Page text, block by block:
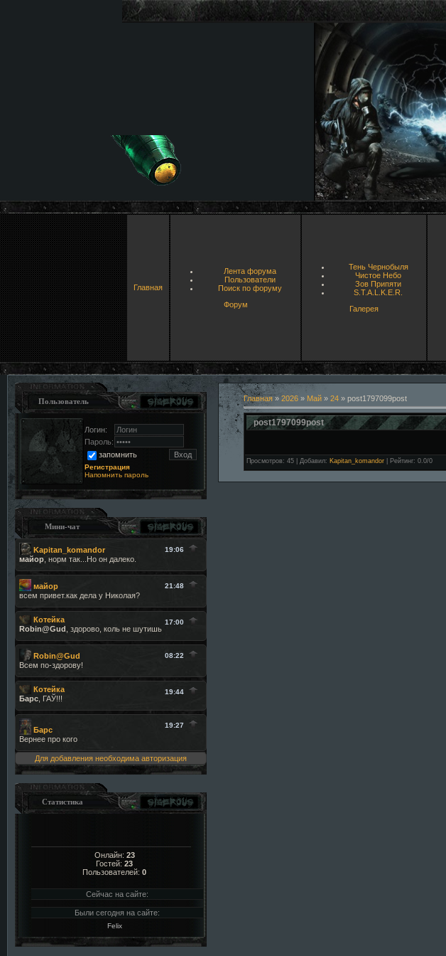
Главная
Лента форума
Пользователи
Поиск по форуму
Форум
Тень Чернобыля
Чистое Небо
Зов Припяти
S.T.A.L.K.E.R.
Галерея
Пользователь
Логин:
Пароль:
запомнить
Регистрация
Напомнить пароль
Мини-чат
Для добавления необходима авторизация
Статистика
Онлайн: 23
Гостей: 23
Пользователей: 0
Сейчас на сайте:
Были сегодня на сайте:
Felix
Главная» 2026 » Май » 24 » post1797099post
post1797099post
Просмотров: 45 Добавил: Kapitan_komandor Рейтинг: 0.0/0